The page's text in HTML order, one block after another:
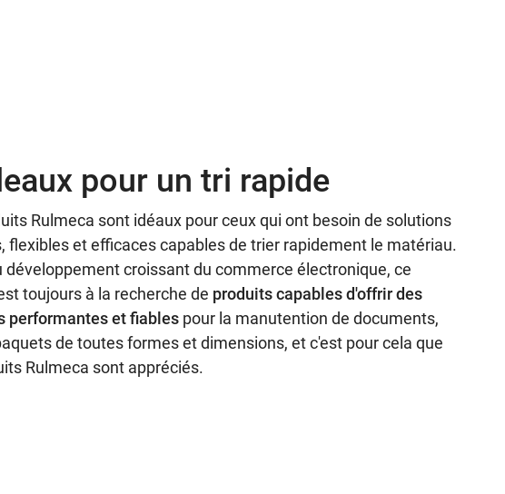
pour un tri rapide
Rulmeca sont idéaux pour ceux qui ont besoin de solutions
flexibles et efficaces capables de trier rapidement le matériau.
développement croissant du commerce électronique, ce
toujours à la recherche de produits capables d'offrir des
performantes et fiables pour la manutention de documents,
de toutes formes et dimensions, et c'est pour cela que
Rulmeca sont appréciés.